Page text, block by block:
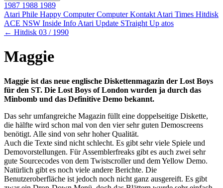
1987 1988 1989
Atari Phile Happy ComputerComputer Kontakt Atari Times Hitdisk
ACE NSW Inside Info Atari Update STraight Up atos
← Hitdisk 03 / 1990
Maggie
Maggie ist das neue englische Diskettenmagazin der Lost Boys
für den ST. Die Lost Boys of London wurden ja durch das
Minbomb und das Definitive Demo bekannt.
Das sehr umfangreiche Magazin füllt eine doppelseitige Diskette,
die hälfte wird schon mal von den vier sehr guten Demoscreens
benötigt. Alle sind von sehr hoher Qualität.
Auch die Texte sind nicht schlecht. Es gibt sehr viele Spiele und
Demovorstellungen. Für Assemblerfreaks gibt es auch zwei sehr
gute Sourcecodes von dem Twistscroller und dem Yellow Demo.
Natürlich gibt es noch viele andere Berichte. Die
Benutzeroberfläche ist jedoch noch nicht ganz ausgereift. Es gibt